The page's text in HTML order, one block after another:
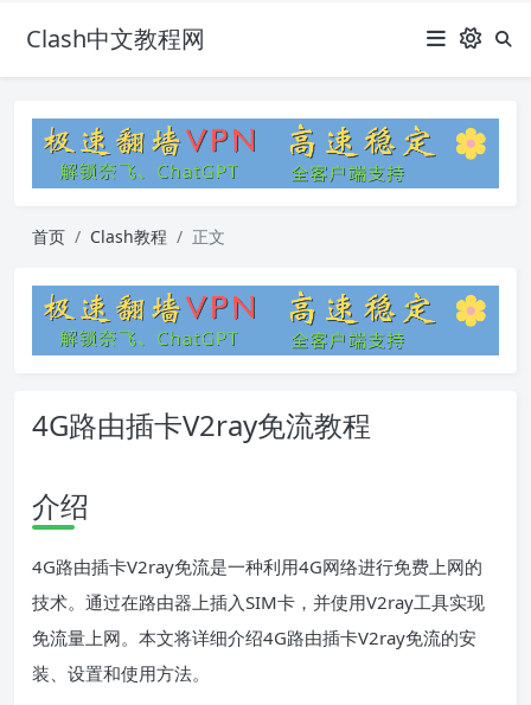
Clash中文教程网
首页 Clash教程 正文
4G路由插卡V2ray免流教程
介绍
4G路由插卡V2ray免流是一种利用4G网络进行免费上网的
技术。通过在路由器上插入SIM卡，并使用V2ray工具实现
免流量上网。本文将详细介绍4G路由插卡V2ray免流的安
装、设置和使用方法。